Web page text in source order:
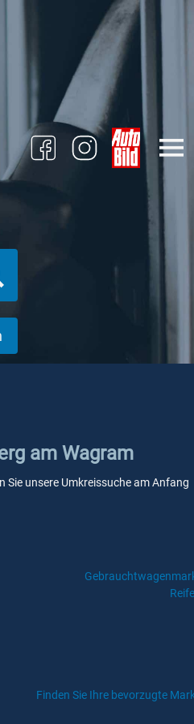
am Wagram
Sie unsere Umkreissuche am Anfang
Finden Sie Ihre bevorzugte